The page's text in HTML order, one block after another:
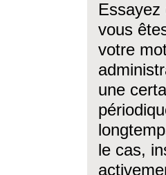
Essayez
vous
votre
une
le cas,